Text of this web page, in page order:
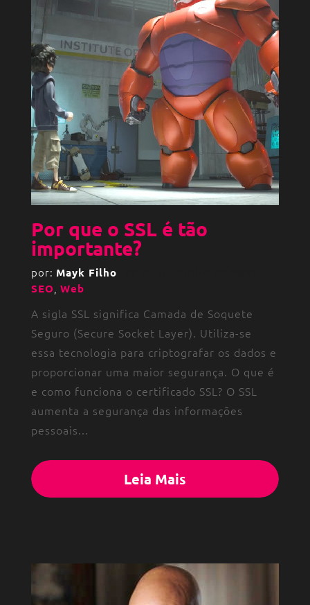
Por que o SSL é tão
importante?
por: Mayk Filho
SEO Web
A sigla SSL significa Camada de Soquete
Seguro (Secure Socket Layer). Utiliza-se
essa tecnologia para criptografar os dados e
proporcionar uma maior segurança. O que é
e como funciona o certificado SSL? O SSL
aumenta a segurança das informações
pessoais...
Leia Mais